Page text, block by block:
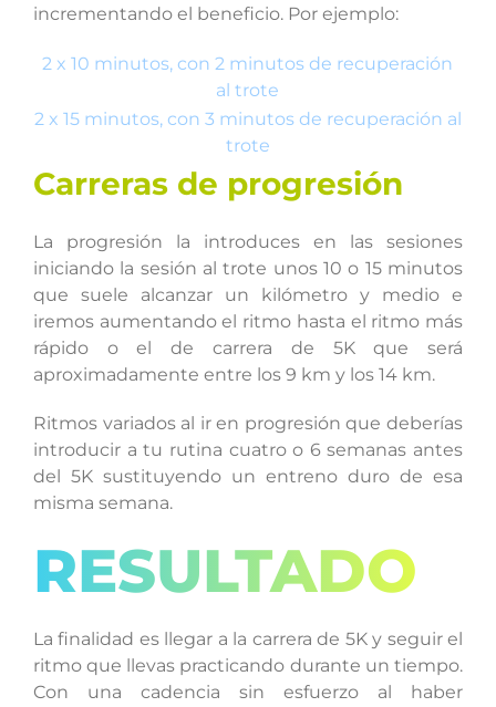
incrementando el beneficio. Por ejemplo:
2 x 10 minutos, con 2 minutos de recuperación
al trote
2 x 15 minutos, con 3 minutos de recuperación al
trote
Carreras de progresión
La progresión la introduces en las sesiones
iniciando la sesión al trote unos 10 o 15 minutos
que suele alcanzar un kilómetro y medio e
iremos aumentando el ritmo hasta el ritmo más
rápido o el de carrera de 5K que será
aproximadamente entre los 9 km y los 14 km.
Ritmos variados al ir en progresión que deberías
introducir a tu rutina cuatro o 6 semanas antes
del 5K sustituyendo un entreno duro de esa
misma semana.
RESULTADO
La finalidad es llegar a la carrera de 5K y seguir el
ritmo que llevas practicando durante un tiempo.
Con una cadencia sin esfuerzo al haber